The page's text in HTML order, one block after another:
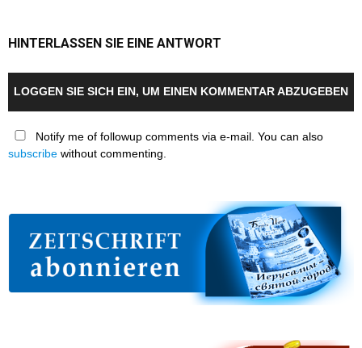
HINTERLASSEN SIE EINE ANTWORT
LOGGEN SIE SICH EIN, UM EINEN KOMMENTAR ABZUGEBEN
Notify me of followup comments via e-mail. You can also
subscribe without commenting.